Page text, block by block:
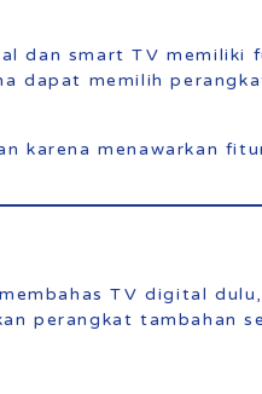
dan smart TV memiliki
dapat memilih
karena menawarkan
TV digital
perangkat tambahan